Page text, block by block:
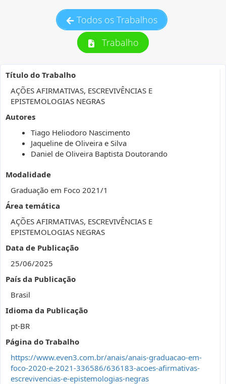
Todos os Trabalhos
Trabalho
Título do Trabalho
AÇÕES AFIRMATIVAS, ESCREVIVÊNCIAS E
EPISTEMOLOGIAS NEGRAS
Autores
Tiago Heliodoro Nascimento
Jaqueline de Oliveira e Silva
Daniel de Oliveira Baptista Doutorando
Modalidade
Graduação em Foco 2021/1
Área temática
AÇÕES AFIRMATIVAS, ESCREVIVÊNCIAS E
EPISTEMOLOGIAS NEGRAS
Data de Publicação
25/06/2025
País da Publicação
Brasil
Idioma da Publicação
pt-BR
Página do Trabalho
https://www.even3.com.br/anais/anais-graduacao-em-
foco-2020-e-2021-336586/636183-acoes-afirmativas-
escrevivencias-e-epistemologias-negras